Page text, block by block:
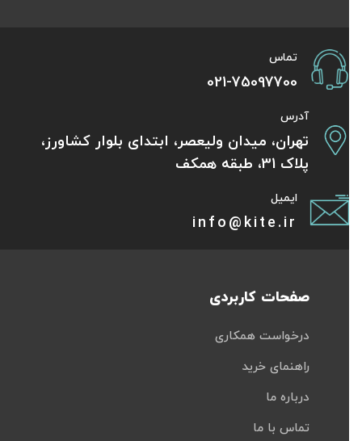
تماس
021-75097700
آدرس
تهران، میدان ولیعصر، ابتدای بلوار کشاورز،
پلاک 31، طبقه همکف
ایمیل
info@kite.ir
صفحات کاربردی
درخواست همکاری
راهنمای خرید
درباره ما
تماس با ما